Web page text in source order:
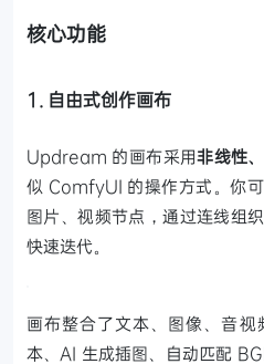
核心功能
1. 自由式创作画布
Updream 的画布采用非线性
似 ComfyUI 的操作方式。你可
图片、视频节点，通过连线组
快速迭代。
画布整合了文本、图像、音
本、AI 生成插图、自动匹配